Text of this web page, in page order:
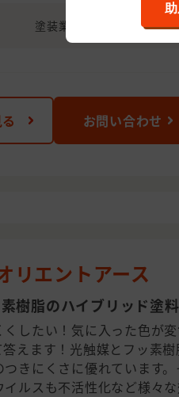
塗装業
お問い合わせ
リエントアース
樹脂のハイブリッド塗
したい！気に入った色が
答えます！光触媒とフッ素
きにくさに優れています
ルスも不活性化など様々